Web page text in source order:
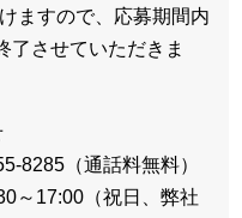
ますので、応募期間内
了させていただきま
8285（通話料無料）
～17:00（祝日、弊社